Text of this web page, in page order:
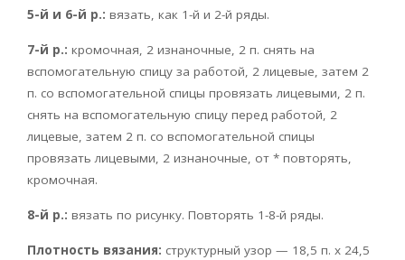
5-й и 6-й р.: вязать, как 1-й и 2-й ряды.
7-й р.: кромочная, 2 изнаночные, 2 п. снять на
вспомогательную спицу за работой, 2 лицевые, затем 2
п. со вспомогательной спицы провязать лицевыми, 2 п.
снять на вспомогательную спицу перед работой, 2
лицевые, затем 2 п. со вспомогательной спицы
провязать лицевыми, 2 изнаночные, от * повторять,
кромочная.
8-й р.: вязать по рисунку. Повторять 1-8-й ряды.
Плотность вязания: структурный узор — 18,5 п. х 24,5